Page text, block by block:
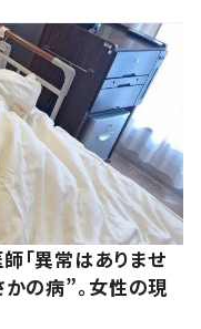
「異常はありませ
の病”。女性の現